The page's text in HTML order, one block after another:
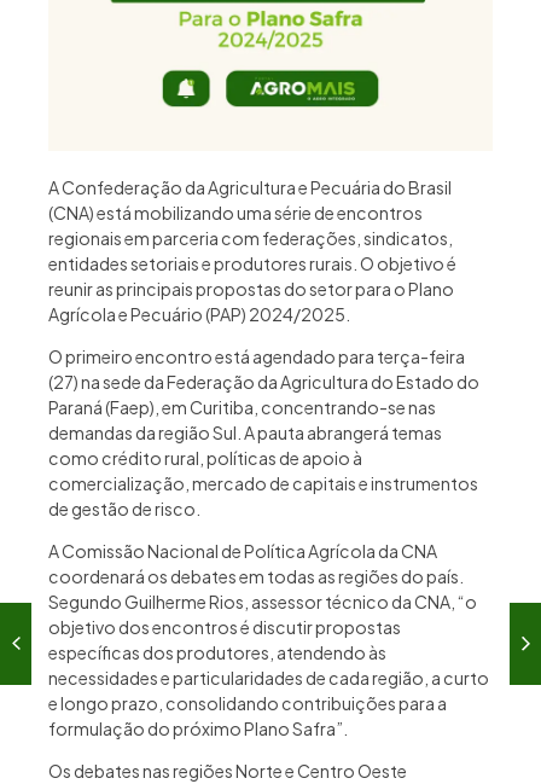
A Confederação da Agricultura e Pecuária do Brasil
(CNA) está mobilizando uma série de encontros
regionais em parceria com federações, sindicatos,
entidades setoriais e produtores rurais. O objetivo é
reunir as principais propostas do setor para o Plano
Agrícola e Pecuário (PAP) 2024/2025.
O primeiro encontro está agendado para terça-feira
(27) na sede da Federação da Agricultura do Estado do
Paraná (Faep), em Curitiba, concentrando-se nas
demandas da região Sul. A pauta abrangerá temas
como crédito rural, políticas de apoio à
comercialização, mercado de capitais e instrumentos
de gestão de risco.
A Comissão Nacional de Política Agrícola da CNA
coordenará os debates em todas as regiões do país.
Segundo Guilherme Rios, assessor técnico da CNA, “o
objetivo dos encontros é discutir propostas
específicas dos produtores, atendendo às
necessidades e particularidades de cada região, a curto
e longo prazo, consolidando contribuições para a
formulação do próximo Plano Safra”.
Os debates nas regiões Norte e Centro Oeste